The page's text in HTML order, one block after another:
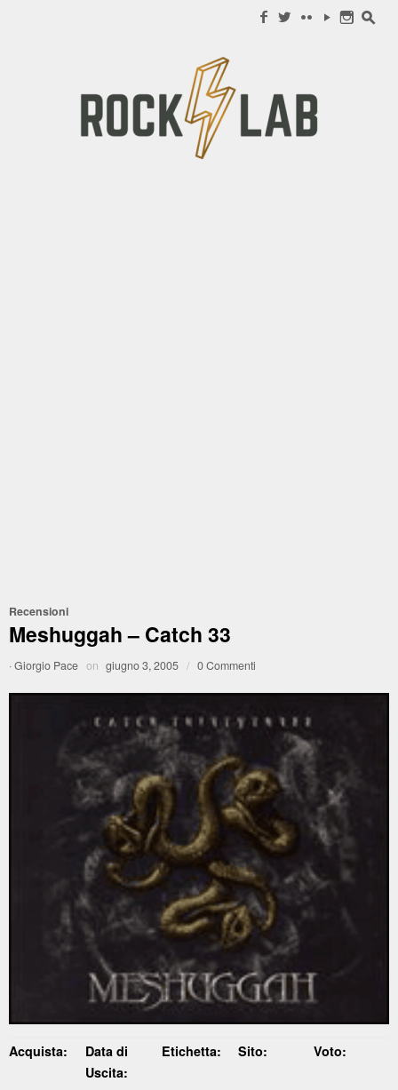
f w c y n s
Recensioni
Meshuggah – Catch 33
·Giorgio Pace on giugno 3, 2005 / 0 Commenti
Acquista:
Data di
Uscita:
Etichetta: Sito: Voto: